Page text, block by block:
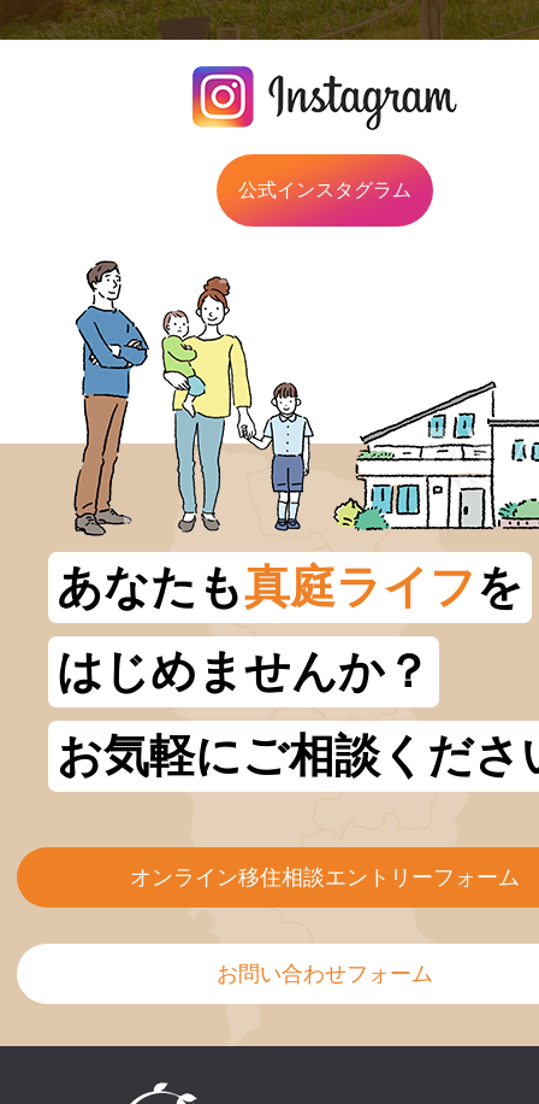
公式インスタグラム
あなたも真庭ライフを
はじめませんか？
お気軽にご相談くださ
オンライン移住相談エントリーフォーム
お問い合わせフォーム